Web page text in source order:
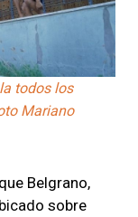
todos los
Mariano
Belgrano,
sobre